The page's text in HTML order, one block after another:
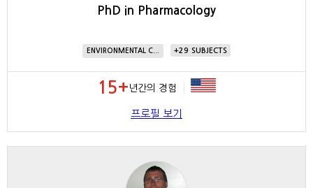
PhD in Pharmacology
ENVIRONMENTAL C... 29
15+ 년간의 경험
프로필 보기